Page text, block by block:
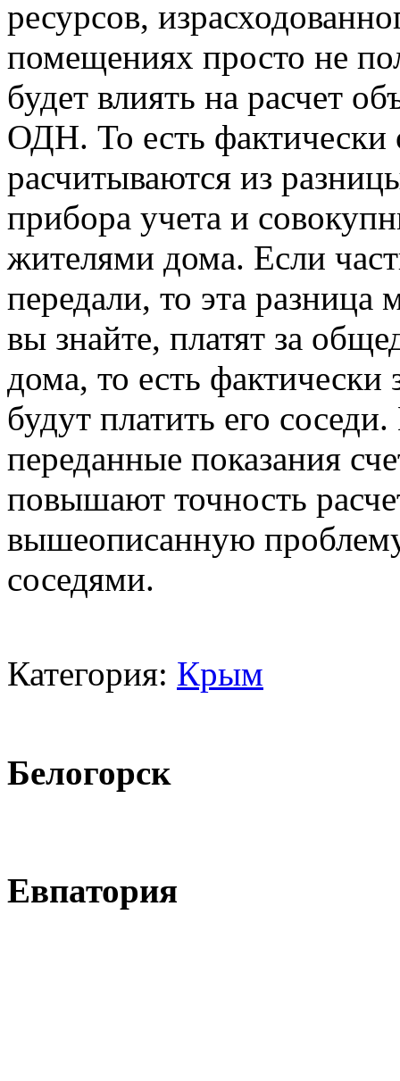
ресурсов,
помещениях просто не
будет влиять на расчет
ОДН. То есть
расчитываются из
прибора учета и
жителями дома. Если
передали, то эта
вы знайте, платят за
дома, то есть фактически
будут платить его
переданные показания
повышают точность
вышеописанную
соседями.
Категория: Крым
Белогорск
Евпатория